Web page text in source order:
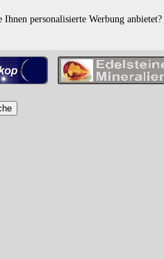
Ihnen personalisierte Werbung anbietet?